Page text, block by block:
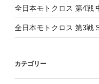
全日本モトクロス 第4戦
全日本モトクロス 第3戦
カテゴリー